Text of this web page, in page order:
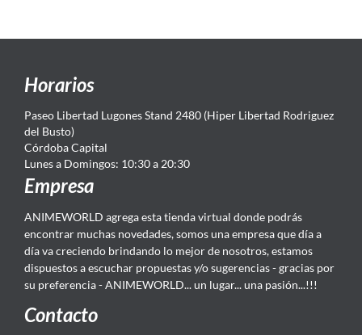
Horarios
Paseo Libertad Lugones Stand 2480 (Hiper Libertad Rodriguez
del Busto)
Córdoba Capital
Lunes a Domingos: 10:30 a 20:30
Empresa
ANIMEWORLD agrega esta tienda virtual donde podrás
encontrar muchas novedades, somos una empresa que día a
día va creciendo brindando lo mejor de nosotros, estamos
dispuestos a escuchar propuestas y/o sugerencias - gracias por
su preferencia - ANIMEWORLD... un lugar... una pasión...!!!
Contacto